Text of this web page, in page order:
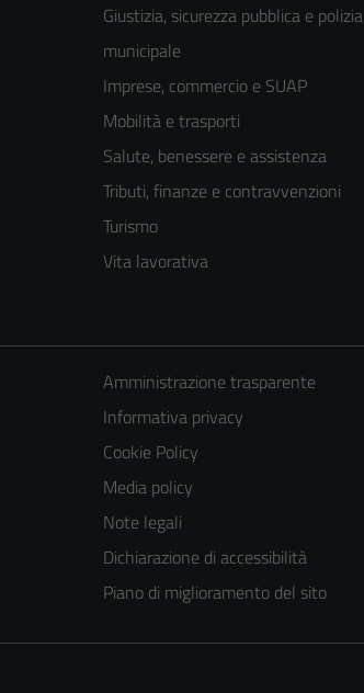
Giustizia, sicurezza pubblica e polizia
municipale
Imprese, commercio e SUAP
Mobilità e trasporti
Salute, benessere e assistenza
Tributi, finanze e contravvenzioni
Turismo
Vita lavorativa
Amministrazione trasparente
Informativa privacy
Cookie Policy
Media policy
Note legali
Dichiarazione di accessibilità
Piano di miglioramento del sito